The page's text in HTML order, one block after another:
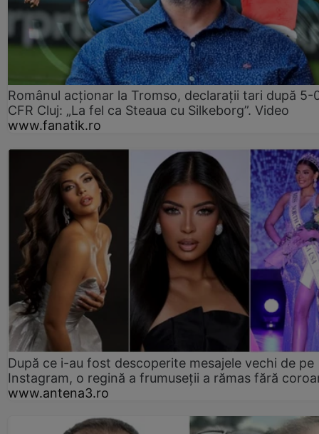
Românul acționar la Tromso, declarații tari după 5-
CFR Cluj: „La fel ca Steaua cu Silkeborg”. Video
www.fanatik.ro
După ce i-au fost descoperite mesajele vechi de pe
Instagram, o regină a frumuseții a rămas fără
www.antena3.ro